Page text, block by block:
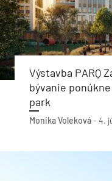
Výstavba PARQ
bývanie
park
Monika Voleková- 4.